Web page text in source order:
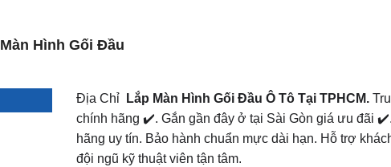
Màn Hình Gối Đầu
Địa Chỉ Lắp Màn Hình Gối Đầu Ô Tô Tại TPHCM.
chính hãng ✔️. Gắn gần đây ở tại Sài Gòn giá ưu đãi
hãng uy tín. Bảo hành chuẩn mực dài hạn. Hỗ trợ
đội ngũ kỹ thuật viên tận tâm.